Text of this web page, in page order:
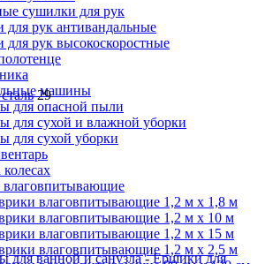
сушилки для рук
рук антивандальные
рук высокоскоростные
машины
для опасной пыли
для сухой и влажной уборки
для сухой уборки
влаговпитывающие
влаговпитывающие 1,2 м х 1,8 м
влаговпитывающие 1,2 м х 10 м
влаговпитывающие 1,2 м х 15 м
влаговпитывающие 1,2 м х 2,5 м
29
для ванной и санузла-Ершики для